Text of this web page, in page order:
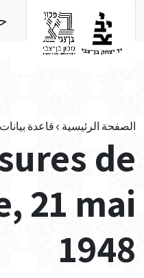
الصفحة الرئيسية قاعدة بيانات
de
21 mai
1948